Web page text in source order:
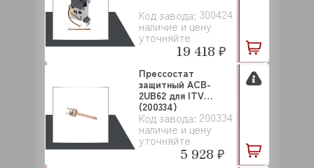
Код завода: 300424
наличие и цену
уточняйте
19 418 ₽
Код завода: 200334
наличие и цену
уточняйте
Прессостат
защитный ACB-
2UB62 для ITV
(200334)
5 928 ₽